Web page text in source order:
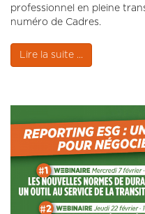
professionnel en pleine
numéro de Cadres.
Lire la suite ...